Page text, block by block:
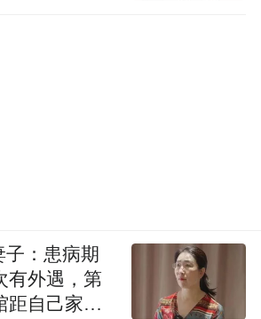
子：患病期
有外遇，第
距自己家步